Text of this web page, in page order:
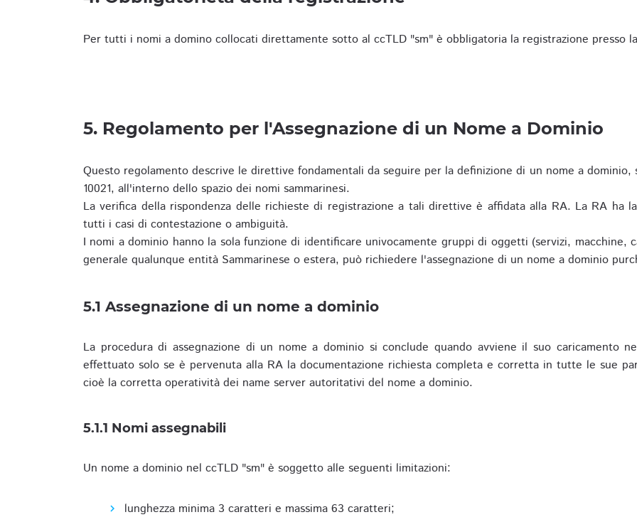
Per tutti i nomi a domino collocati direttamente sotto al ccTLD "sm" è obbligatoria la registrazione presso
5. Regolamento per l'Assegnazione di un Nome a Dominio
Questo regolamento descrive le direttive fondamentali da seguire per la definizione di un nome a
10021, all'interno dello spazio dei nomi sammarinesi.
La verifica della rispondenza delle richieste di registrazione a tali direttive è affidata alla RA. La RA ha
tutti i casi di contestazione o ambiguità.
I nomi a dominio hanno la sola funzione di identificare univocamente gruppi di oggetti (servizi, macchine,
generale qualunque entità Sammarinese o estera, può richiedere l'assegnazione di un nome a dominio
5.1 Assegnazione di un nome a dominio
La procedura di assegnazione di un nome a dominio si conclude quando avviene il suo caricamento
effettuato solo se è pervenuta alla RA la documentazione richiesta completa e corretta in tutte le sue
cioè la corretta operatività dei name server autoritativi del nome a dominio.
5.1.1 Nomi assegnabili
Un nome a dominio nel ccTLD "sm" è soggetto alle seguenti limitazioni:
lunghezza minima 3 caratteri e massima 63 caratteri;